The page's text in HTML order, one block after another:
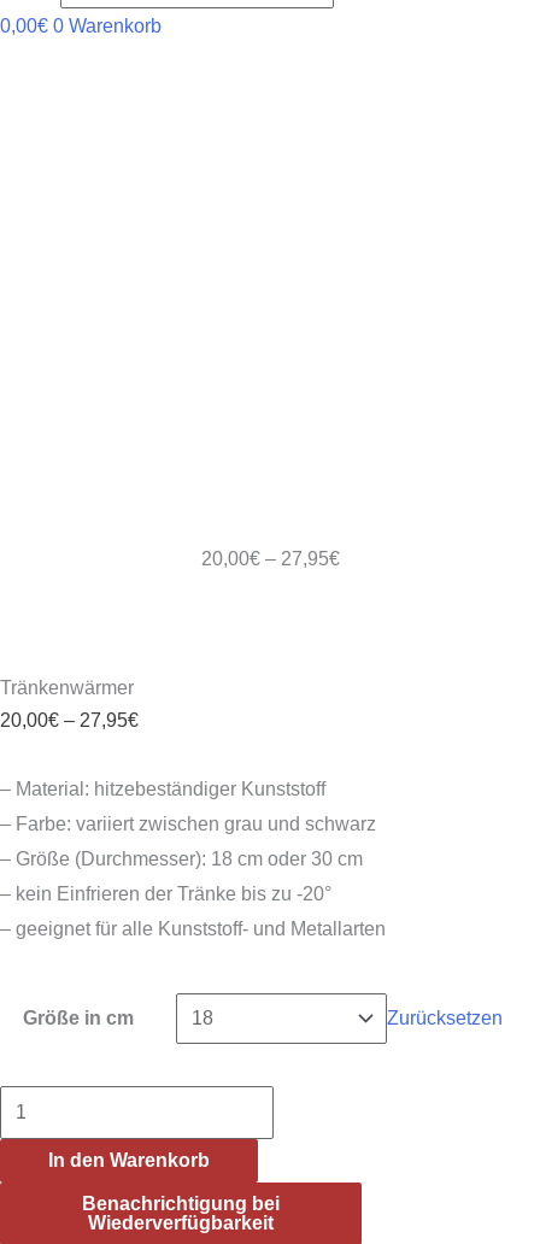
0,00€ 0 Warenkorb
20,00€ – 27,95€Preisspanne:
Tränkenwärmer
20,00€ – 27,95€Preisspanne:
bis
27,95€
– Material: hitzebeständiger Kunststoff
– Farbe: variiert zwischen grau und schwarz
– Größe (Durchmesser): 18 cm oder 30 cm
– kein Einfrieren der Tränke bis zu -20°
– geeignet für alle Kunststoff- und Metallarten
Größe in cm Zurücksetzen
Tränkenwärmer
Menge
In den Warenkorb
Benachrichtigung bei
Wiederverfügbarkeit